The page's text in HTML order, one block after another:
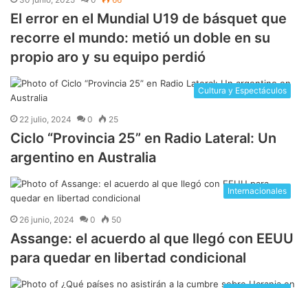
El error en el Mundial U19 de básquet que
recorre el mundo: metió un doble en su
propio aro y su equipo perdió
Cultura y Espectáculos
22 julio, 2024 0 25
Ciclo “Provincia 25” en Radio Lateral: Un
argentino en Australia
Internacionales
26 junio, 2024 0 50
Assange: el acuerdo al que llegó con EEUU
para quedar en libertad condicional